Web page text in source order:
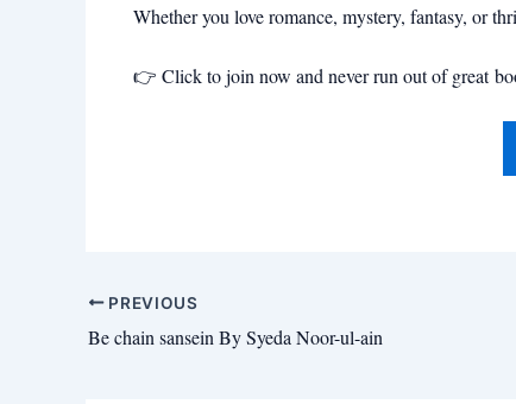
Whether you love romance, mystery, fantasy, or
👉 Click to join now and never run out of great
PREVIOUS
Be chain sansein By Syeda Noor-ul-ain